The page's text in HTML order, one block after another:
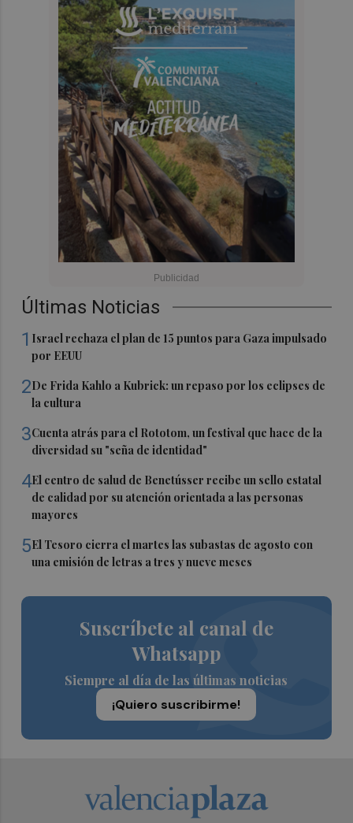
Últimas Noticias
1 Israel rechaza el plan de 15 puntos para Gaza impulsado
por EEUU
2De Frida Kahlo a Kubrick: un repaso por los eclipses de
la cultura
3Cuenta atrás para el Rototom, un festival que hace de la
diversidad su "seña de identidad"
4El centro de salud de Benetússer recibe un sello estatal
de calidad por su atención orientada a las personas
mayores
5El Tesoro cierra el martes las subastas de agosto con
una emisión de letras a tres y nueve meses
Suscríbete al canal de
Whatsapp
Siempre al día de las últimas noticias
¡Quiero suscribirme!